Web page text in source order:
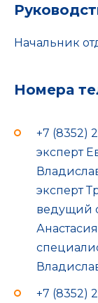
Начальник
Номера
+7 (8352)
эксперт
эксперт
ведущий
+7 (8352)